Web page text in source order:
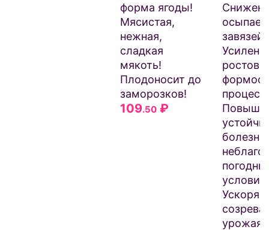
форма ягоды!
Мясистая,
нежная,
сладкая
мякоть!
Плодоносит до
заморозков!
109.50 ₽
завязей!
урожая